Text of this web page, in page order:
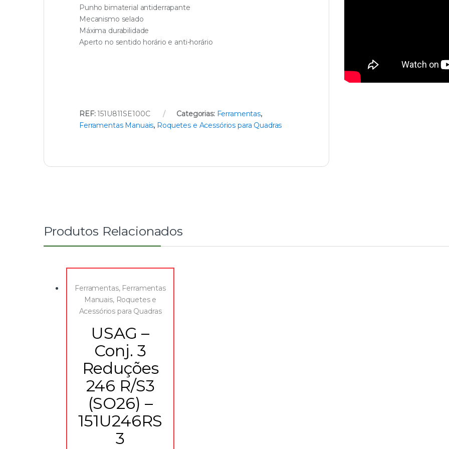
Punho bimaterial antiderrapante
Mecanismo selado
Máxima durabilidade
Aperto no sentido horário e anti-horário
REF:151U811SE100C Categorias: Ferramentas,
Ferramentas Manuais, Roquetes e Acessórios para Quadras
Produtos Relacionados
Ferramentas, Ferramentas
Manuais, Roquetes e
Acessórios para Quadras
USAG –
Conj. 3
Reduções
246 R/S3
(SO26) –
151U246RS
3